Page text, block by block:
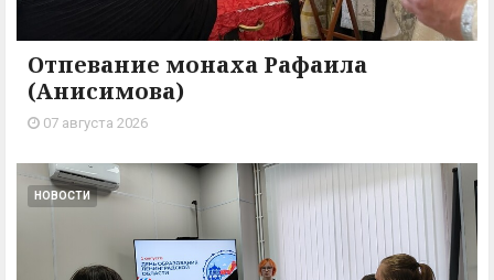
Отпевание монаха Рафаила
(Анисимова)
07 августа 2026
НОВОСТИ